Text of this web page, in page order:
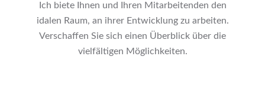
Ich biete Ihnen und Ihren Mitarbeitenden den
idalen Raum, an ihrer Entwicklung zu arbeiten.
Verschaffen Sie sich einen Überblick über die
vielfältigen Möglichkeiten.